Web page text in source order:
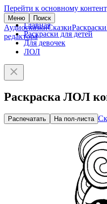
Перейти к основному
Меню Поиск
АудиосказкиСказкиРаскраски
редактора
Главная
Раскраски для детей
Для девочек
ЛОЛ
Раскраска ЛОЛ
Распечатать На пол-листа